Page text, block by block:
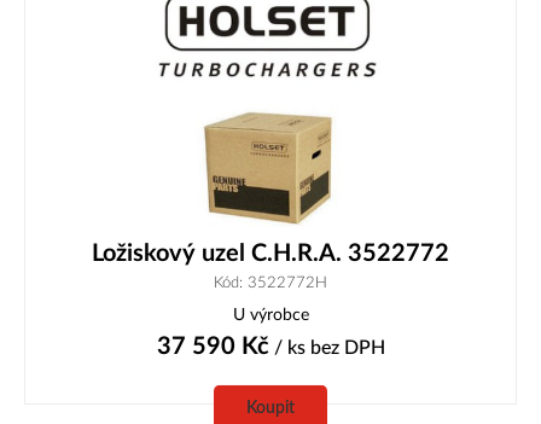
Ložiskový uzel C.H.R.A. 3522772
Kód: 3522772H
U výrobce
37 590 Kč/ ks bez DPH
Koupit